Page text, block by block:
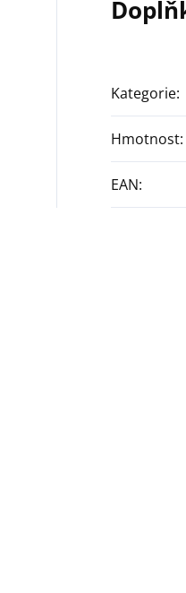
Kategorie:
Hmotnost:
EAN: